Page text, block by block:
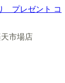
プレゼント コ
天市場店